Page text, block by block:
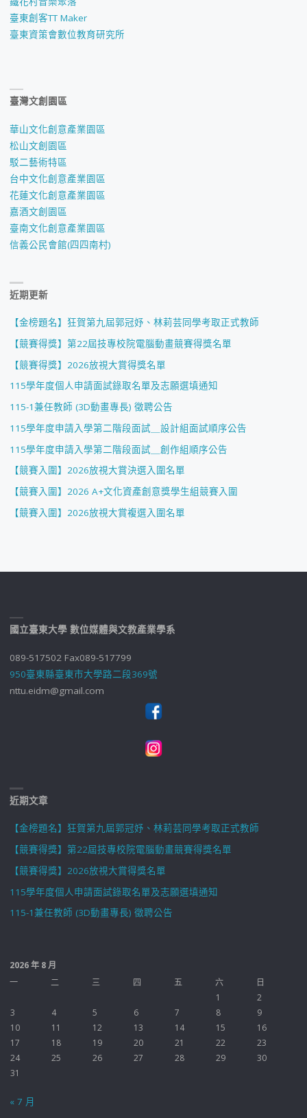
臺東創客TT Maker
臺東資策會數位教育研究所
臺灣文創園區
華山文化創意產業園區
松山文創園區
駁二藝術特區
台中文化創意產業園區
花蓮文化創意產業園區
嘉酒文創園區
臺南文化創意產業園區
信義公民會館(四四南村)
近期更新
【金榜題名】狂賀第九屆郭冠妤、林莉芸同學考取正式教師
【競賽得獎】第22屆技專校院電腦動畫競賽得獎名單
【競賽得獎】2026放視大賞得獎名單
115學年度個人申請面試錄取名單及志願選填通知
115-1兼任教師 (3D動畫專長) 徵聘公告
115學年度申請入學第二階段面試＿設計組面試順序公告
115學年度申請入學第二階段面試＿創作組順序公告
【競賽入圍】2026放視大賞決選入圍名單
【競賽入圍】2026 A+文化資產創意獎學生組競賽入圍
【競賽入圍】2026放視大賞複選入圍名單
國立臺東大學 數位媒體與文教產業學系
089-517502 Fax089-517799
950臺東縣臺東市大學路二段369號
nttu.eidm@gmail.com
近期文章
【金榜題名】狂賀第九屆郭冠妤、林莉芸同學考取正式教師
【競賽得獎】第22屆技專校院電腦動畫競賽得獎名單
【競賽得獎】2026放視大賞得獎名單
115學年度個人申請面試錄取名單及志願選填通知
115-1兼任教師 (3D動畫專長) 徵聘公告
2026 年 8 月
一
二 三 四 五 六
日
1
2
3
4 5 6 7 8
9
10
11 12 13 14 15
16
17
18 19 20 21 22
23
24
25 26 27 28 29
30
31
« 7 月